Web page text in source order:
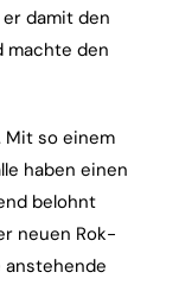
damit den
machte den
Mit so einem
haben einen
belohnt
neuen Rok-
anstehende